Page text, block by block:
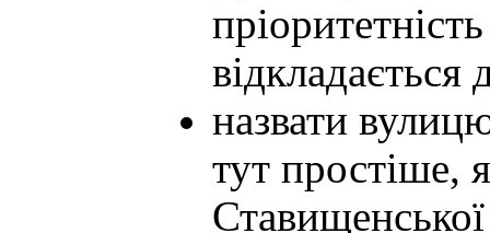
назвати
тут простіше,